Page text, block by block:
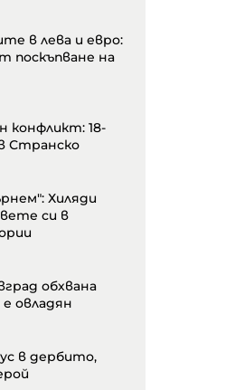
в лева и евро:
поскъпване на
конфликт: 18-
Странско
Хиляди
си в
обхвана
овладян
в дербито,